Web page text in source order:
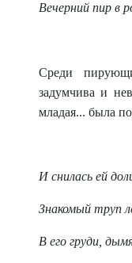
Вечерний пир в
Среди
задумчива и
младая... была
И снилась ей
Знакомый труп
В его груди,